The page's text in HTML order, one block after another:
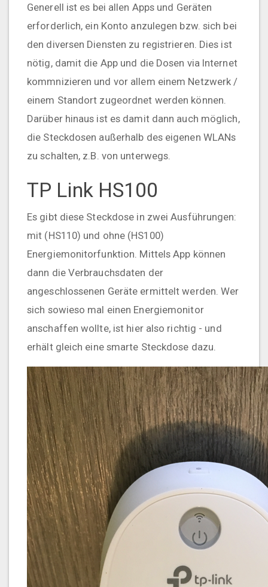
Generell ist es bei allen Apps und Geräten
erforderlich, ein Konto anzulegen bzw. sich bei
den diversen Diensten zu registrieren. Dies ist
nötig, damit die App und die Dosen via Internet
kommnizieren und vor allem einem Netzwerk /
einem Standort zugeordnet werden können.
Darüber hinaus ist es damit dann auch möglich,
die Steckdosen außerhalb des eigenen WLANs
zu schalten, z.B. von unterwegs.
TP Link HS100
Es gibt diese Steckdose in zwei Ausführungen:
mit (HS110) und ohne (HS100)
Energiemonitorfunktion. Mittels App können
dann die Verbrauchsdaten der
angeschlossenen Geräte ermittelt werden. Wer
sich sowieso mal einen Energiemonitor
anschaffen wollte, ist hier also richtig - und
erhält gleich eine smarte Steckdose dazu.